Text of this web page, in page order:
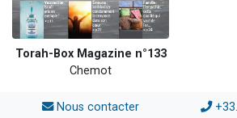
Torah-Box Magazine n°133
Chemot
Nous contacter